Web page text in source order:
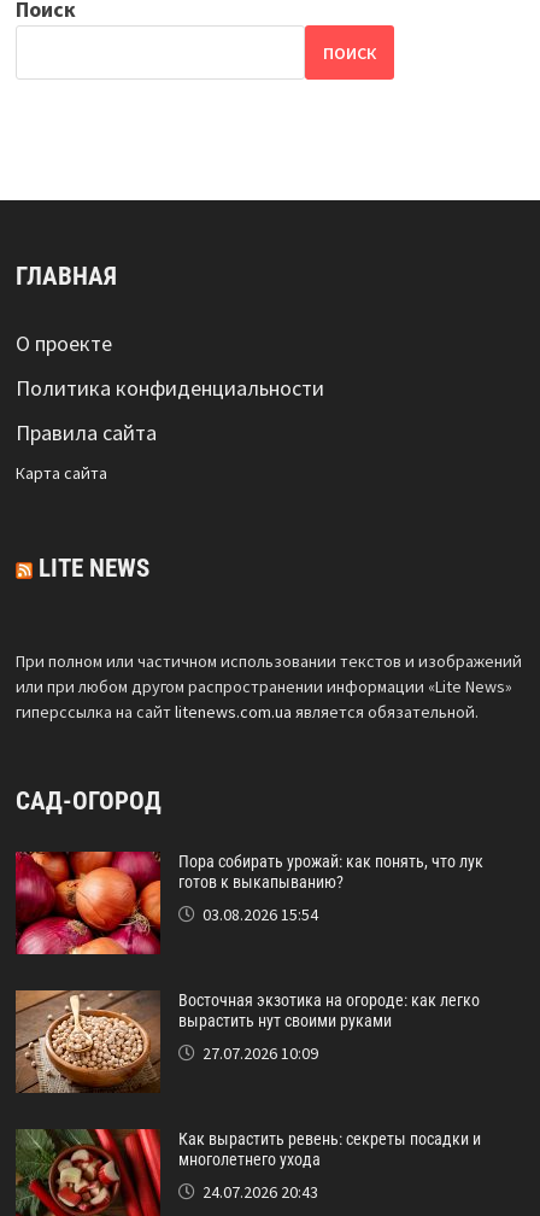
Поиск
ПОИСК
ГЛАВНАЯ
О проекте
Политика конфиденциальности
Правила сайта
Карта сайта
LITE NEWS
При полном или частичном использовании текстов и изображений
или при любом другом распространении информации «Lite News»
гиперссылка на сайтlitenews.com.ua является обязательной.
САД-ОГОРОД
Пора собирать урожай: как понять, что лук
готов к выкапыванию?
03.08.2026 15:54
Восточная экзотика на огороде: как легко
вырастить нут своими руками
27.07.2026 10:09
Как вырастить ревень: секреты посадки и
многолетнего ухода
24.07.2026 20:43